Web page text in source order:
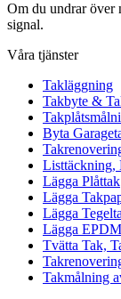
Om du undrar över
signal.
Våra tjänster
Takläggning
Takbyte &
Byta
Listtäckning,
Lägga Plåttak
Lägga
Lägga
Lägga
Tvätta Tak,
Takmålning